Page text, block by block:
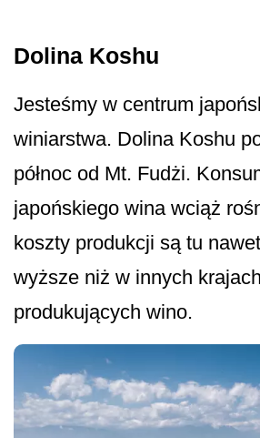
Dolina Koshu
Jesteśmy w centrum
winiarstwa. Dolina Koshu
północ od Mt. Fudżi.
japońskiego wina wciąż
koszty produkcji są tu
wyższe niż w innych krajach
produkujących wino.